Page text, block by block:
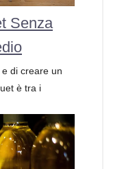
Senza
di creare un
è tra i